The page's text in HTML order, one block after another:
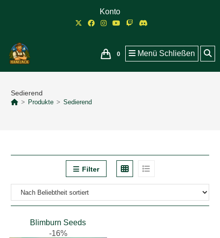
Konto
0 Menü Schließen
Sedierend
> Produkte > Sedierend
Filter
Blimburn Seeds
-16%